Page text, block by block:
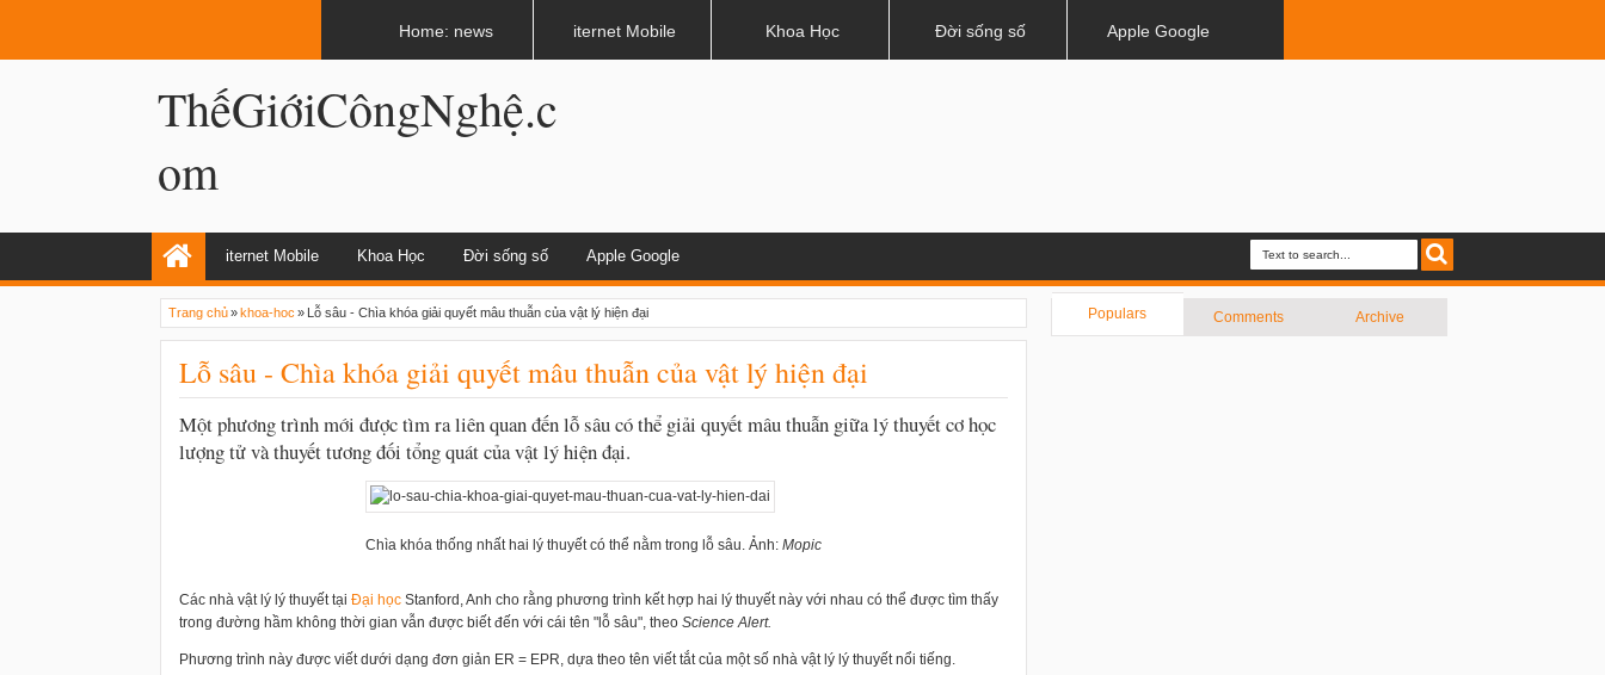
ThếGiớiCôngNghệ.c
om
iternet Mobile Khoa Học Đời sống số Apple Google
Populars Comments Archive
Trang chủ»khoa-hoc » Lỗ sâu - Chìa khóa giải quyết mâu thuẫn của vật lý hiện đại
Lỗ sâu - Chìa khóa giải quyết mâu thuẫn của vật lý hiện đại
Một phương trình mới được tìm ra liên quan đến lỗ sâu có thể giải quyết mâu thuẫn giữa lý thuyết cơ học
lượng tử và thuyết tương đối tổng quát của vật lý hiện đại.
Chìa khóa thống nhất hai lý thuyết có thể nằm trong lỗ sâu. Ảnh: Mopic
Các nhà vật lý lý thuyết tại Đại học Stanford, Anh cho rằng phương trình kết hợp hai lý thuyết này với nhau có thể được tìm thấy
trong đường hầm không thời gian vẫn được biết đến với cái tên "lỗ sâu", theo Science Alert.
Phương trình này được viết dưới dạng đơn giản ER = EPR, dựa theo tên viết tắt của một số nhà vật lý lý thuyết nổi tiếng.
Home: news iternet Mobile Khoa Học Đời sống số Apple Google